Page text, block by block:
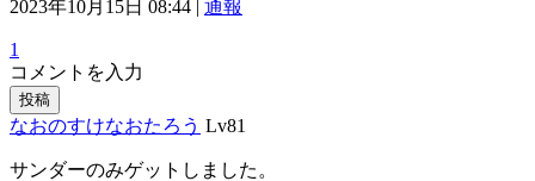
2023年10月15日 08:44 | 通報
1
コメントを入力
投稿
なおのすけなおたろう Lv81
サンダーのみゲットしました。